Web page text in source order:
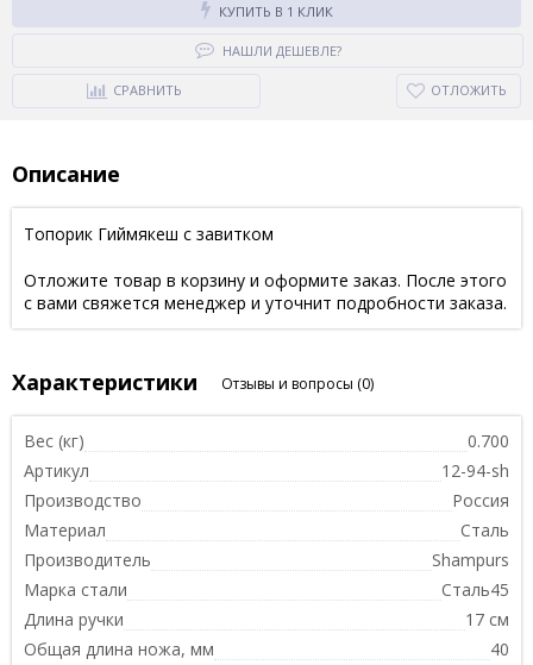
КУПИТЬ В 1 КЛИК
НАШЛИ ДЕШЕВЛЕ?
СРАВНИТЬ ОТЛОЖИТЬ
Описание
Топорик Гиймякеш с завитком
Отложите товар в корзину и оформите заказ. После этого
с вами свяжется менеджер и уточнит подробности заказа.
Характеристики Отзывы и вопросы (0)
Вес (кг)
0.700
Артикул
12-94-sh
Производство
Россия
Материал
Сталь
Производитель
Shampurs
Марка стали
Сталь45
Длина ручки
17 см
Общая длина ножа, мм
40